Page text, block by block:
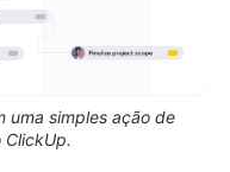
uma simples ação de
ClickUp.